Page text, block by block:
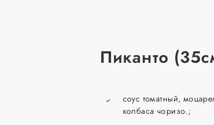
Пиканто
соус томатный,
колбаса чоризо.;